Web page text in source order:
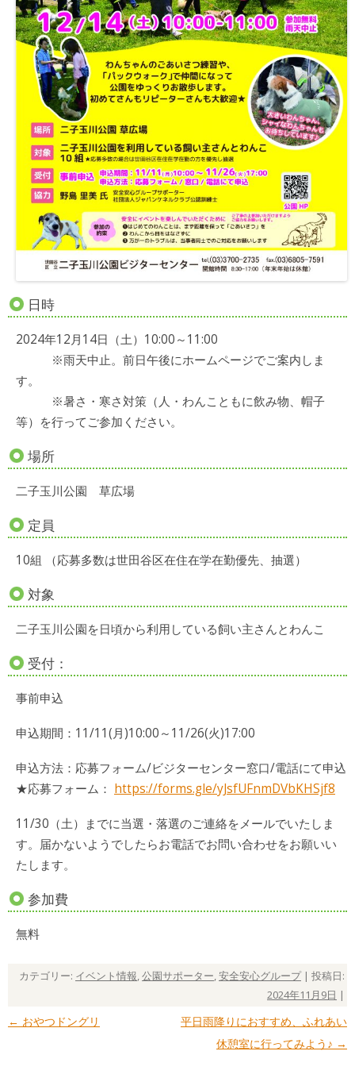
日時
2024年12月14日（土）10:00～11:00
※雨天中止。前日午後にホームページでご案内しま
す。
※暑さ・寒さ対策（人・わんこともに飲み物、帽子
等）を行ってご参加ください。
場所
二子玉川公園 草広場
定員
10組 （応募多数は世田谷区在住在学在勤優先、抽選）
対象
二子玉川公園を日頃から利用している飼い主さんとわんこ
受付：
事前申込
申込期間：11/11(月)10:00～11/26(火)17:00
申込方法：応募フォーム/ビジターセンター窓口/電話にて申込
★応募フォーム： https://forms.gle/yJsfUFnmDVbKHSjf8
11/30（土）までに当選・落選のご連絡をメールでいたしま
す。届かないようでしたらお電話でお問い合わせをお願いい
たします。
参加費
無料
カテゴリー: イベント情報,公園サポーター,安全安心グループ| 投稿日:
2024年11月9日 |
投稿ナビゲーション
← おやつドングリ
平日雨降りにおすすめ、ふれあい
休憩室に行ってみよう♪ →